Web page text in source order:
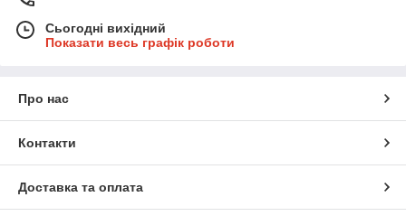
Сьогодні вихідний
Показати весь графік роботи
Про нас
Контакти
Доставка та оплата